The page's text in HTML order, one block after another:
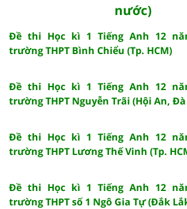
nước)
Đề thi Học kì 1 Tiếng Anh 12
trường THPT Bình Chiểu (Tp. HCM)
Đề thi Học kì 1 Tiếng Anh 12
trường THPT Nguyễn Trãi (Hội An,
Đề thi Học kì 1 Tiếng Anh 12
trường THPT Lương Thế Vinh (Tp.
Đề thi Học kì 1 Tiếng Anh 12
trường THPT số 1 Ngô Gia Tự (Đắk